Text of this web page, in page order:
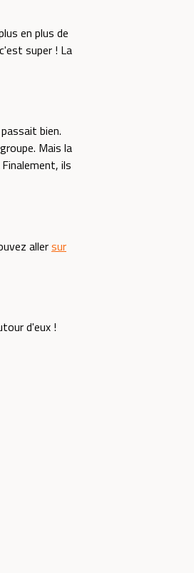
en plus de
super ! La
bien.
Mais la
ils
allersur
d'eux !